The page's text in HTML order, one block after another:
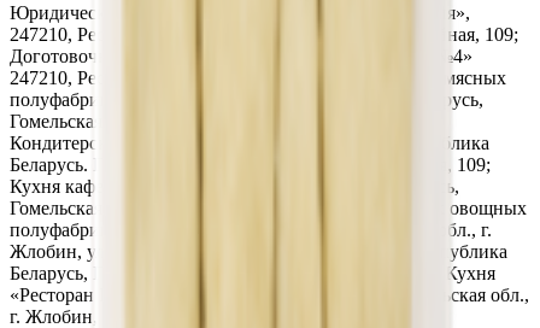
Юридический адрес:
Кондитерский цех «Три желания»,
247210, Республика Беларусь, г. Жлобин, ул. Шоссейная, 109;
Доготовочный кондитерский цех «Мир продуктов №4»
247210, Республика Беларусь, ул. К.Маркса, 2г; Цех мясных
полуфабрикатов ТРЦ «3 Желания» Республика Беларусь,
Гомельская обл., г. Жлобин, ул. Шоссейная, 109;
Кондитерский цех ТРЦ «3 Желания», 247210, Республика
Беларусь. Гомельская обл., г. Жлобин, ул. Шоссейная, 109;
Кухня кафе-бистро «3 минуты», Республика Беларусь,
Гомельская обл., г. Жлобин, ул. Шоссейная, 109; Цех овощных
полуфабрикатов, Республика Беларусь, Гомельская обл., г.
Жлобин, ул. Шоссейная, 109; Кухня «Кафе ХЗ», Республика
Беларусь, Гомельская обл., г. Жлобин, мкр.18, д. 6А; Кухня
«Ресторан R&B Crash», Республика Беларусь, Гомельская обл.,
г. Жлобин, ул. Шоссейная, 109А